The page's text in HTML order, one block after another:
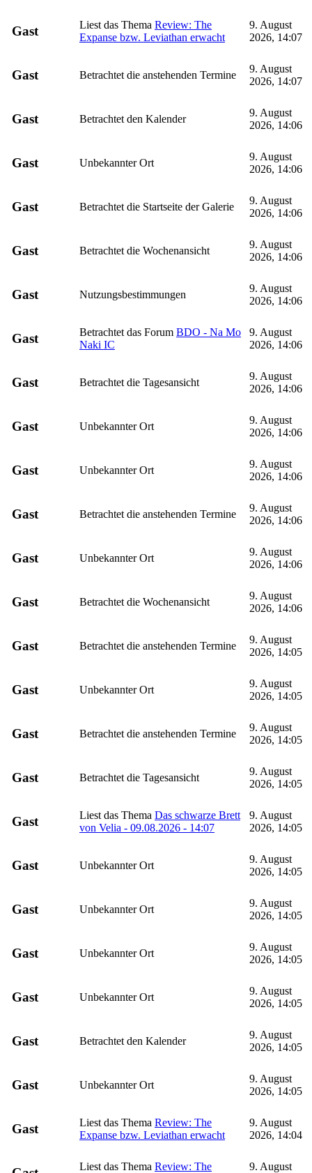
Gast Liest das Thema Review: The
Expanse bzw. Leviathan erwacht
9. August
2026, 14:07
Gast Betrachtet die anstehenden Termine
9. August
2026, 14:07
Gast Betrachtet den Kalender
9. August
2026, 14:06
Gast Unbekannter Ort
9. August
2026, 14:06
Gast Betrachtet die Startseite der Galerie
9. August
2026, 14:06
Gast Betrachtet die Wochenansicht
9. August
2026, 14:06
Gast Nutzungsbestimmungen
9. August
2026, 14:06
Gast Betrachtet das Forum BDO - Na Mo
Naki IC
9. August
2026, 14:06
Gast Betrachtet die Tagesansicht
9. August
2026, 14:06
Gast Unbekannter Ort
9. August
2026, 14:06
Gast Unbekannter Ort
9. August
2026, 14:06
Gast Betrachtet die anstehenden Termine
9. August
2026, 14:06
Gast Unbekannter Ort
9. August
2026, 14:06
Gast Betrachtet die Wochenansicht
9. August
2026, 14:06
Gast Betrachtet die anstehenden Termine
9. August
2026, 14:05
Gast Unbekannter Ort
9. August
2026, 14:05
Gast Betrachtet die anstehenden Termine
9. August
2026, 14:05
Gast Betrachtet die Tagesansicht
9. August
2026, 14:05
Gast Liest das Thema Das schwarze Brett
von Velia - 09.08.2026 - 14:07
9. August
2026, 14:05
Gast Unbekannter Ort
9. August
2026, 14:05
Gast Unbekannter Ort
9. August
2026, 14:05
Gast Unbekannter Ort
9. August
2026, 14:05
Gast Unbekannter Ort
9. August
2026, 14:05
Gast Betrachtet den Kalender
9. August
2026, 14:05
Gast Unbekannter Ort
9. August
2026, 14:05
Gast Liest das Thema Review: The
Expanse bzw. Leviathan erwacht
9. August
2026, 14:04
Liest das Thema Review: The
9. August